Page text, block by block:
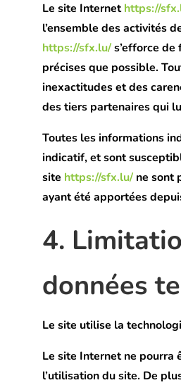
Le site Internethttps://
l’ensemble des activités
https://sfx.lu/s’efforce
précises que possible.
inexactitudes et des
des tiers partenaires qui
Toutes les informations
indicatif, et sont
site https://sfx.lu/ ne sont
ayant été apportées
4.
données
Le site utilise la
Le site Internet ne pourra
l’utilisation du site. De